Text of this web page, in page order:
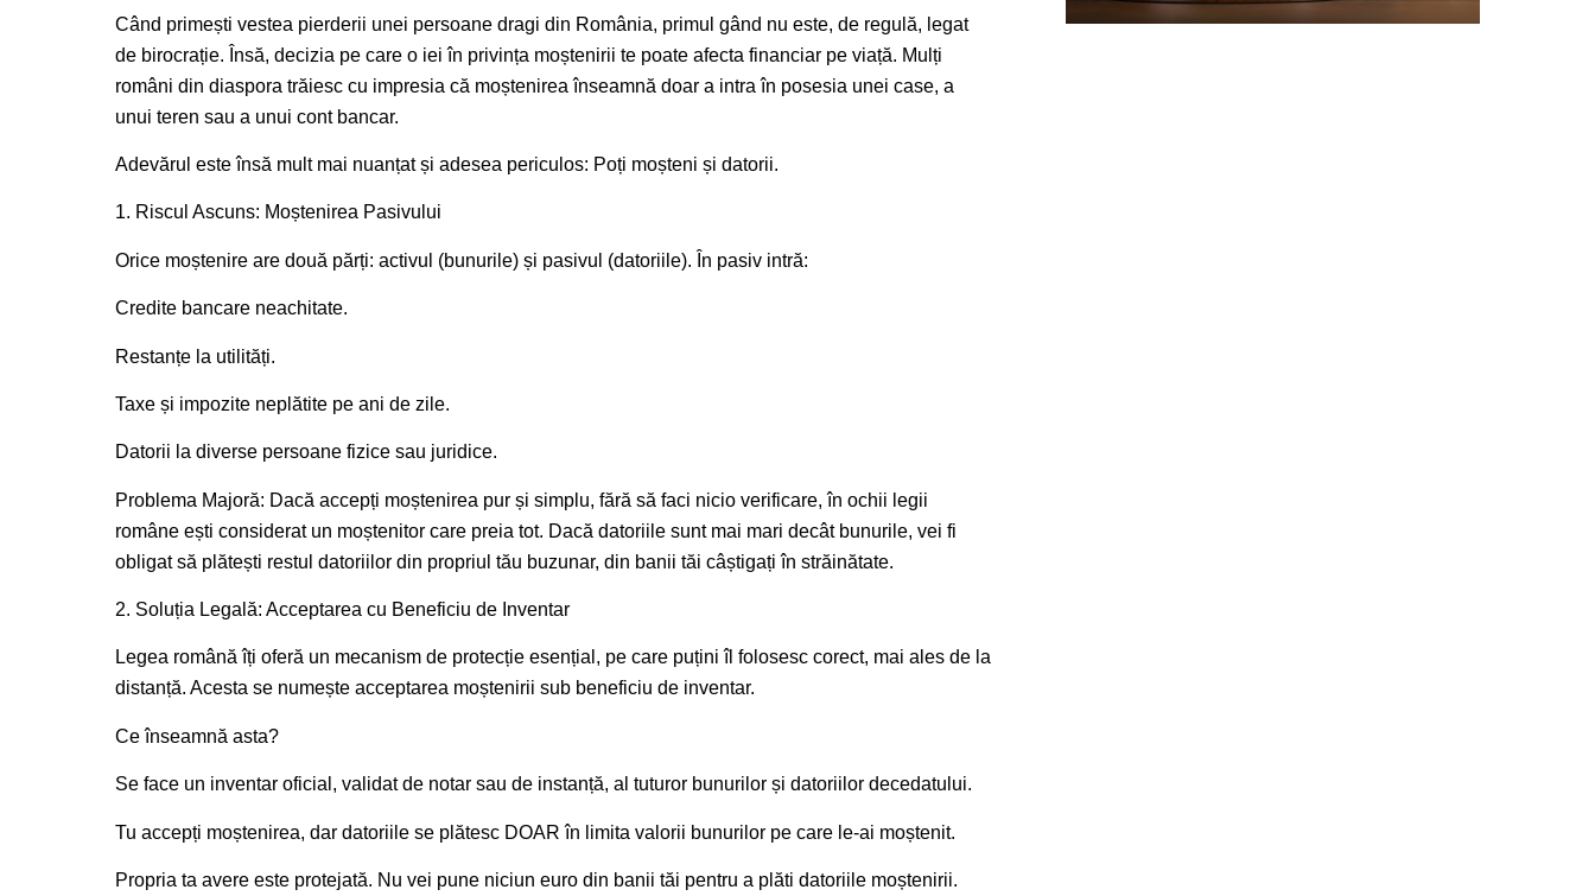
Când primești vestea pierderii unei persoane dragi din România, primul gând nu este, de regulă, legat
de birocrație. Însă, decizia pe care o iei în privința moștenirii te poate afecta financiar pe viață. Mulți
români din diaspora trăiesc cu impresia că moștenirea înseamnă doar a intra în posesia unei case, a
unui teren sau a unui cont bancar.
Adevărul este însă mult mai nuanțat și adesea periculos: Poți moșteni și datorii.
1. Riscul Ascuns: Moștenirea Pasivului
Orice moștenire are două părți: activul (bunurile) și pasivul (datoriile). În pasiv intră:
Credite bancare neachitate.
Restanțe la utilități.
Taxe și impozite neplătite pe ani de zile.
Datorii la diverse persoane fizice sau juridice.
Problema Majoră: Dacă accepți moștenirea pur și simplu, fără să faci nicio verificare, în ochii legii
române ești considerat un moștenitor care preia tot. Dacă datoriile sunt mai mari decât bunurile, vei fi
obligat să plătești restul datoriilor din propriul tău buzunar, din banii tăi câștigați în străinătate.
2. Soluția Legală: Acceptarea cu Beneficiu de Inventar
Legea română îți oferă un mecanism de protecție esențial, pe care puțini îl folosesc corect, mai ales de la
distanță. Acesta se numește acceptarea moștenirii sub beneficiu de inventar.
Ce înseamnă asta?
Se face un inventar oficial, validat de notar sau de instanță, al tuturor bunurilor și datoriilor decedatului.
Tu accepți moștenirea, dar datoriile se plătesc DOAR în limita valorii bunurilor pe care le-ai moștenit.
Propria ta avere este protejată. Nu vei pune niciun euro din banii tăi pentru a plăti datoriile moștenirii.